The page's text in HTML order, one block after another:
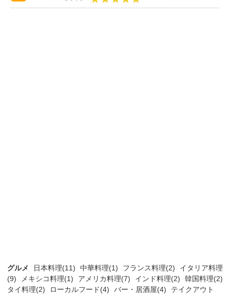
グルメ 日本料理(11) 中華料理(1) フランス料理(2)
イタリア料理
(9)
メキシコ料理(1) アメリカ料理(7) インド料理(2)
韓国料理(2)
タイ料理(2)
ローカルフード(4) バー・居酒屋(4)
テイクアウト